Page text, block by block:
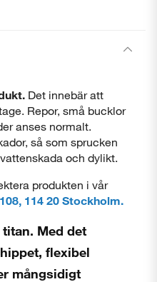
Det innebär att
Repor, små bucklor
anses normalt.
så som sprucken
och dylikt.
produkten i vår
114 20 Stockholm.
Med det
flexibel
mångsidigt